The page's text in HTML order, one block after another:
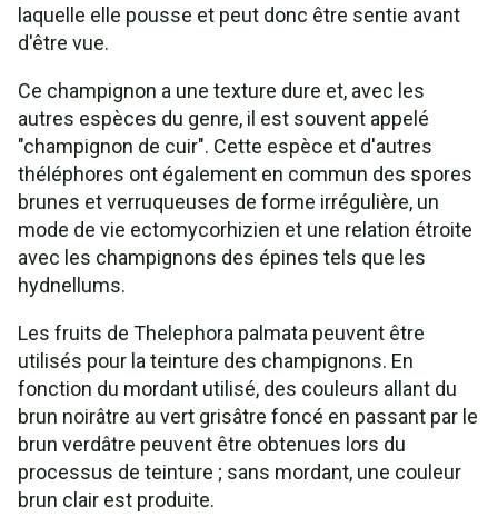
laquelle elle pousse et peut donc être sentie avant
d'être vue.
Ce champignon a une texture dure et, avec les
autres espèces du genre, il est souvent appelé
"champignon de cuir". Cette espèce et d'autres
théléphores ont également en commun des spores
brunes et verruqueuses de forme irrégulière, un
mode de vie ectomycorhizien et une relation étroite
avec les champignons des épines tels que les
hydnellums.
Les fruits de Thelephora palmata peuvent être
utilisés pour la teinture des champignons. En
fonction du mordant utilisé, des couleurs allant du
brun noirâtre au vert grisâtre foncé en passant par le
brun verdâtre peuvent être obtenues lors du
processus de teinture ; sans mordant, une couleur
brun clair est produite.